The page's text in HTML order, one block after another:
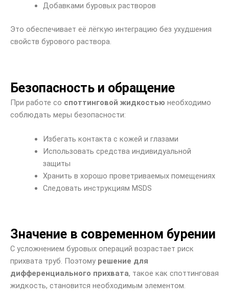
Добавками буровых растворов
Это обеспечивает её лёгкую интеграцию без ухудшения
свойств бурового раствора.
Безопасность и обращение
При работе со споттинговой жидкостью необходимо
соблюдать меры безопасности:
Избегать контакта с кожей и глазами
Использовать средства индивидуальной
защиты
Хранить в хорошо проветриваемых помещениях
Следовать инструкциям MSDS
Значение в современном бурении
С усложнением буровых операций возрастает риск
прихвата труб. Поэтому решение для
дифференциального прихвата, такое как споттинговая
жидкость, становится необходимым элементом.